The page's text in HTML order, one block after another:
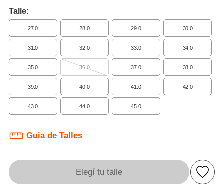
Talle:
27.0 28.0 29.0 30.0
31.0 32.0 33.0 34.0
35.0 36.0 37.0 38.0
39.0 40.0 41.0 42.0
43.0 44.0 45.0
Guia de Talles
Elegí tu talle